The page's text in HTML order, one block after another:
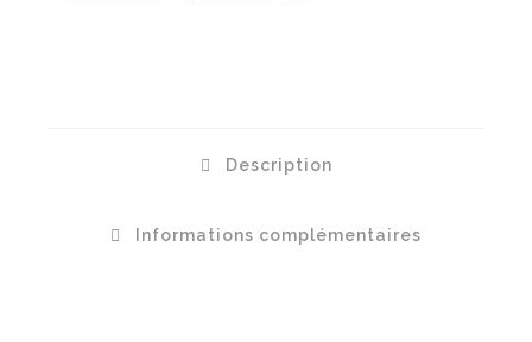
Description
Informations complémentaires